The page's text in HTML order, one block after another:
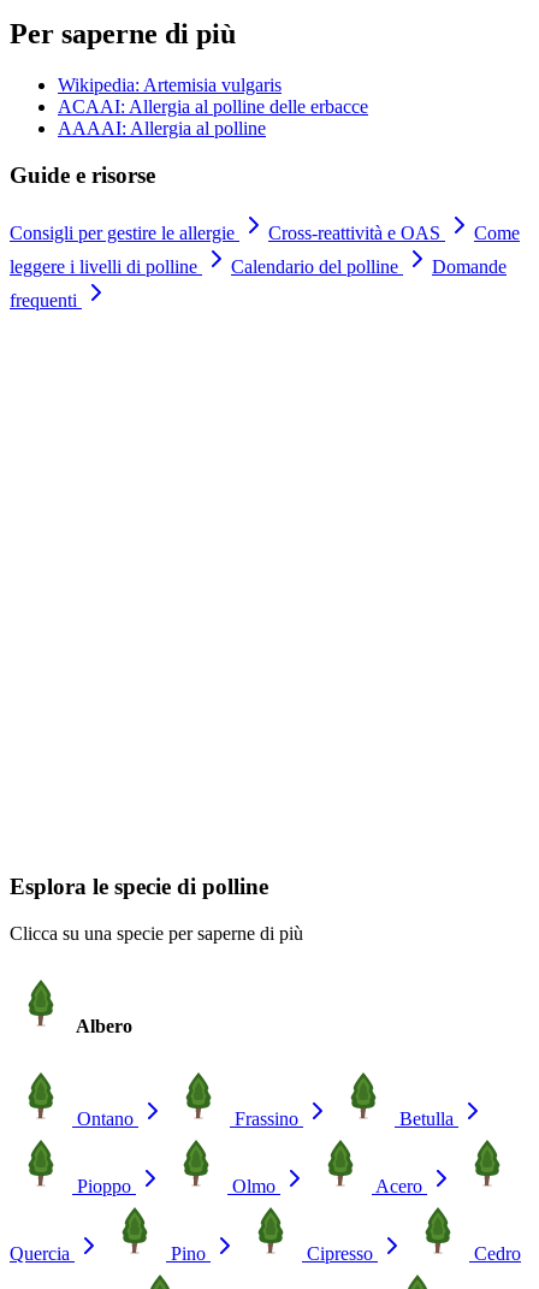
Per saperne di più
Wikipedia: Artemisia vulgaris
ACAAI: Allergia al polline delle erbacce
AAAAI: Allergia al polline
Guide e risorse
Consigli per gestire le allergie Cross-reattività e OAS
Come
leggere i livelli di polline
Calendario del polline
Domande
frequenti
Esplora le specie di polline
Clicca su una specie per saperne di più
Albero
Ontano Frassino Betulla
Pioppo Olmo Acero
Quercia Pino Cipresso Cedro